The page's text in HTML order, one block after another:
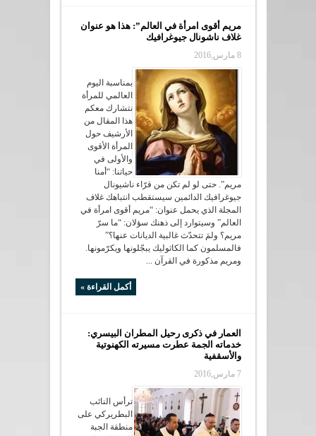
مريم أقوى امرأة في العالم”: هذا هو عنوان
غلاف ناشونال جيوغرافيك
8 مارس,2016
بمناسبة اليوم
العالمي للمرأة
نتشارك معكم
هذا المقال من
الأرشيف حول
المرأة الأقوى
والأولى في
حياتنا: “أمنا
مريم”. حتى لو لم تكن من قرّاء ناشيونال
جيوغرافيك الدائمين سيستقطب انتباهك غلاف
المجلة الذي يحمل عنوان: “مريم أقوى امرأة في
العالم” وسيتوارد إلى ذهنك سؤلان: “ما سرّ
مريم؟ ولمَ تتحدّث غالبية الديانات عنها؟”
فالمسلمون كما الكاثوليك يبجّلونها ويكرّمونها.
ومريم مذكورة في القرآن ...
أكمل القراءة »
العمار في ذكرى رحيل المطران البيسري:
خدماته الجمة عطرت مسيرته الكهنوتية
والأسقفية
7 مارس,2016
ترأس النائب
البطريركي على
منطقة الجبة